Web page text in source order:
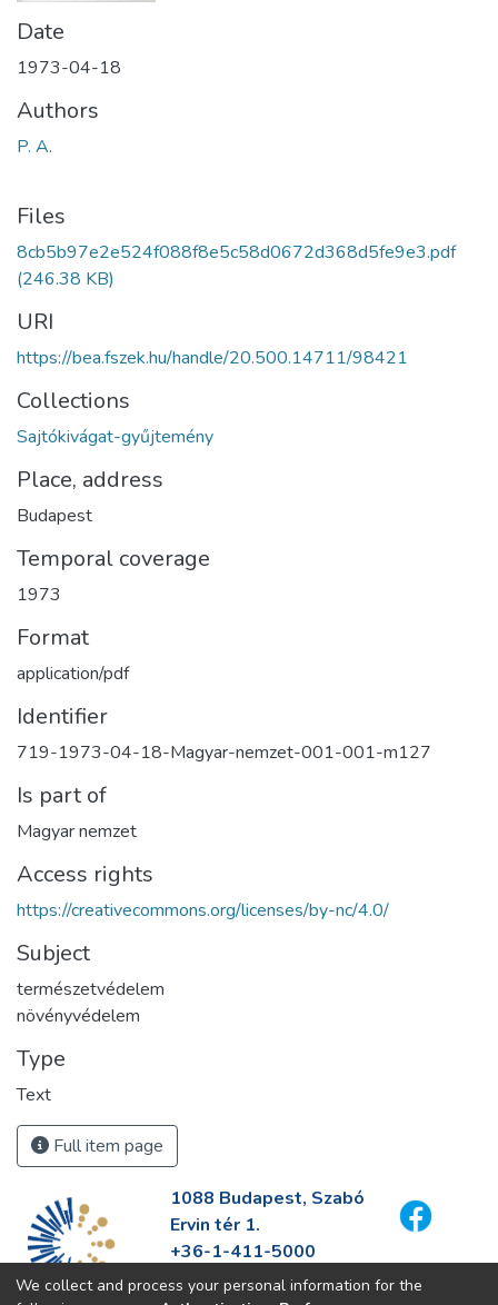
Date
1973-04-18
Authors
P. A.
Files
8cb5b97e2e524f088f8e5c58d0672d368d5fe9e3.pdf
(246.38 KB)
URI
https://bea.fszek.hu/handle/20.500.14711/98421
Collections
Sajtókivágat-gyűjtemény
Place, address
Budapest
Temporal coverage
1973
Format
application/pdf
Identifier
719-1973-04-18-Magyar-nemzet-001-001-m127
Is part of
Magyar nemzet
Access rights
https://creativecommons.org/licenses/by-nc/4.0/
Subject
természetvédelem
növényvédelem
Type
Text
Full item page
1088 Budapest, Szabó
Ervin tér 1.
+36-1-411-5000
info@fszek.hu
We collect and process your personal information for the